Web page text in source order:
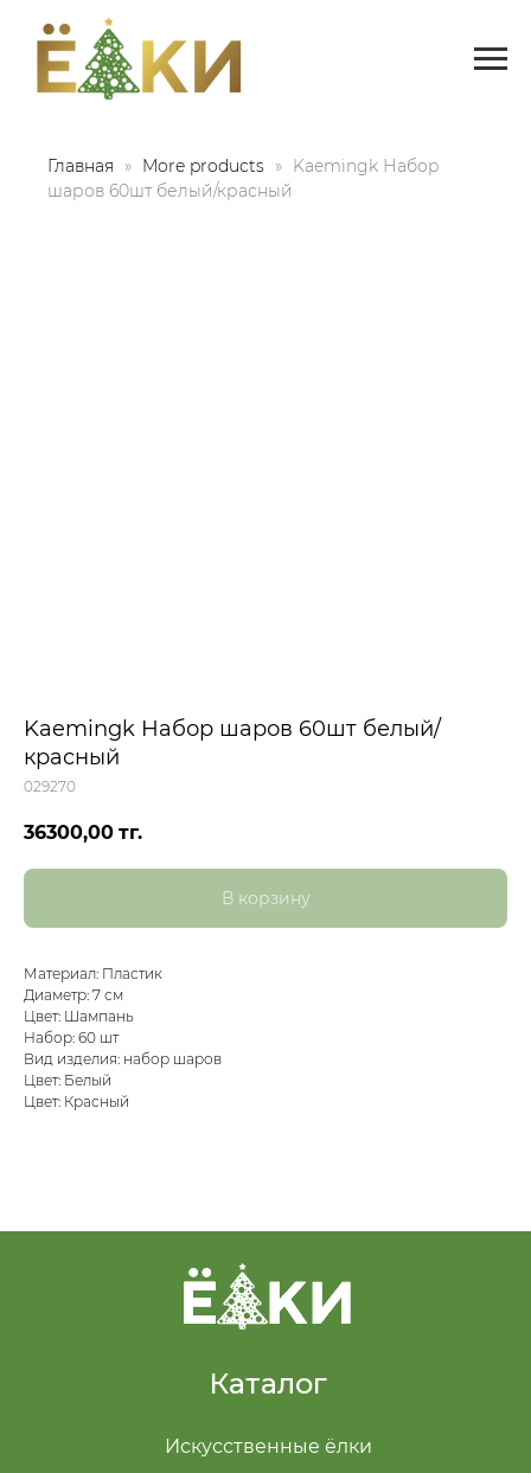
Главная More products
Kaemingk Набор
шаров 60шт белый/красный
Kaemingk Набор шаров 60шт белый/
красный
029270
36300,00 тг.
В корзину
Материал: Пластик
Диаметр: 7 см
Цвет: Шампань
Набор: 60 шт
Вид изделия: набор шаров
Цвет: Белый
Цвет: Красный
Каталог
Искусственные ёлки